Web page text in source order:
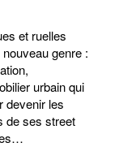
et ruelles
nouveau genre :
urbain qui
devenir les
de ses street